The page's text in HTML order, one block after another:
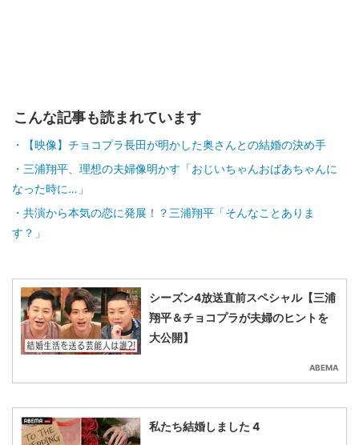
こんな記事も読まれています
【映像】チョコプラ長田が明かした奥さんとの結婚の決め手
三浦翔平、理想の夫婦像明かす「おじいちゃんおばあちゃんに
なった時に…」
共演から本気の恋に発展！？三浦翔平「そんなことありま
す？」
シーズン4放送直前スペシャル【三浦
翔平＆チョコプラが夫婦のヒントを
大公開】
ABEMA
私たち結婚しました 4